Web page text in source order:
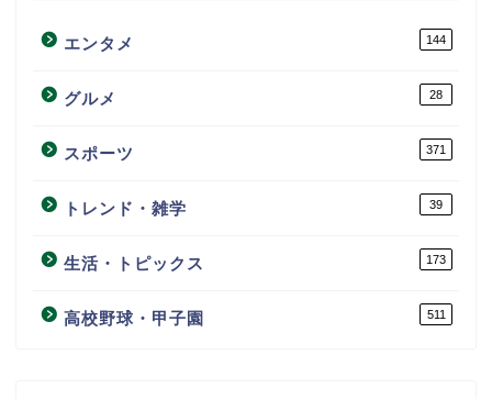
エンタメ 144
グルメ 28
スポーツ 371
トレンド・雑学 39
生活・トピックス 173
高校野球・甲子園 511